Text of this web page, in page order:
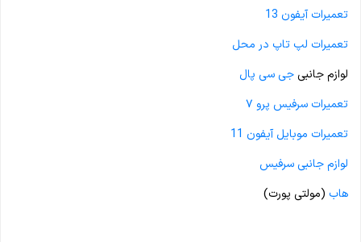
تعمیرات آیفون 13
تعمیرات لپ تاپ در محل
لوازم جانبی جی سی پال
تعمیرات سرفیس پرو ۷
تعمیرات موبایل آیفون 11
لوازم جانبی سرفیس
هاب (مولتی پورت)